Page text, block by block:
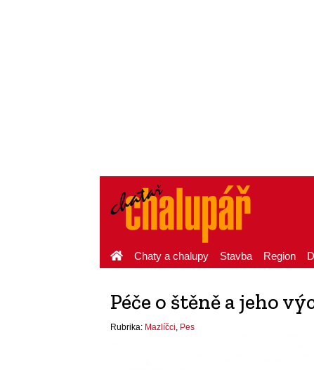
Chaty a chalupy Stavba Region
Péče o štěně a jeho
Rubrika: Mazlíčci Pes